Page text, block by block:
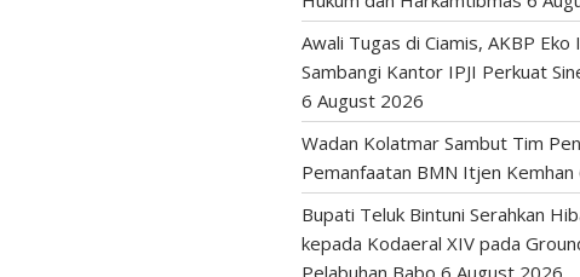
Awali Tugas di Ciamis, AKBP Eko
Sambangi Kantor IPJI Perkuat
6 August 2026
Wadan Kolatmar Sambut Tim
Pemanfaatan BMN Itjen Kemhan
Bupati Teluk Bintuni Serahkan
kepada Kodaeral XIV pada
Pelabuhan Babo 6 August 2026